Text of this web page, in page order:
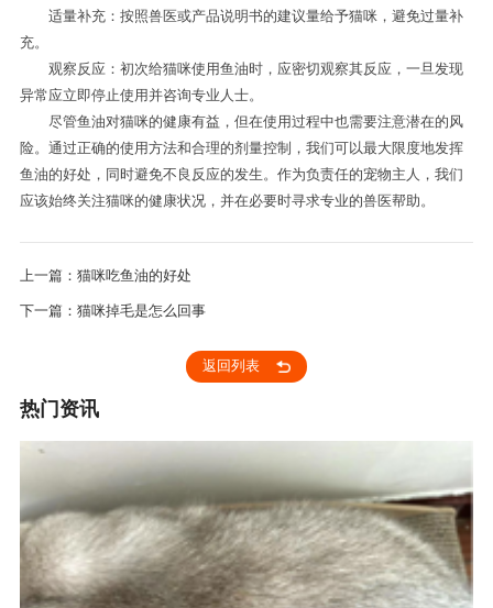
适量补充：按照兽医或产品说明书的建议量给予猫咪，避免过量补
充。
观察反应：初次给猫咪使用鱼油时，应密切观察其反应，一旦发现
异常应立即停止使用并咨询专业人士。
尽管鱼油对猫咪的健康有益，但在使用过程中也需要注意潜在的风
险。通过正确的使用方法和合理的剂量控制，我们可以最大限度地发挥
鱼油的好处，同时避免不良反应的发生。作为负责任的宠物主人，我们
应该始终关注猫咪的健康状况，并在必要时寻求专业的兽医帮助。
上一篇：猫咪吃鱼油的好处
下一篇：猫咪掉毛是怎么回事
返回列表
热门资讯